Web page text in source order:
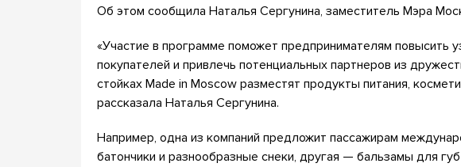
Об этом сообщила Наталья Сергунина, заместитель Мэра
«Участие в программе поможет предпринимателям повысить
покупателей и привлечь потенциальных партнеров из
стойках Made in Moscow разместят продукты питания,
рассказала Наталья Сергунина.
Например, одна из компаний предложит пассажирам
батончики и разнообразные снеки, другая — бальзамы для